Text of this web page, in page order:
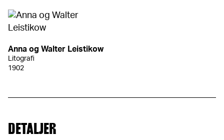
Anna og Walter Leistikow
Litografi
1902
DETALJER